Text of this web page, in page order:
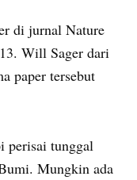
di jurnal Nature
Will Sager dari
paper tersebut
perisai tunggal
Mungkin ada